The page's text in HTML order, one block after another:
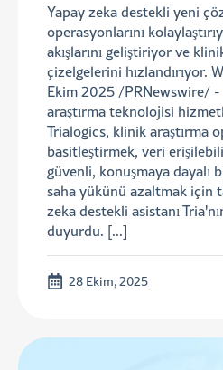
Yapay zeka destekli yeni
operasyonlarını
akışlarını geliştiriyor ve
çizelgelerini hızlandırıyor.
Ekim 2025 /PRNewswire/
araştırma teknolojisi
Trialogics, klinik araştırma
basitleştirmek, veri
güvenli, konuşmaya dayalı
saha yükünü azaltmak için
zeka destekli asistanı
duyurdu. [...]
28 Ekim, 2025